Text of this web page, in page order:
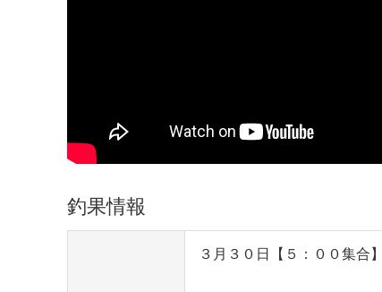
釣果情報
３月３０日【５：００集合】